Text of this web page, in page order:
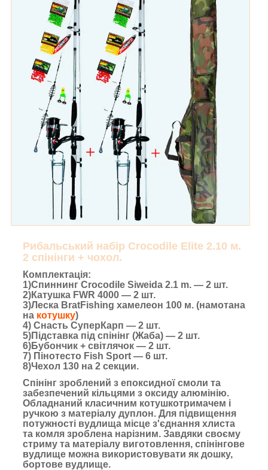
Рибальський набір Crocodile Elite 2.10 м.
2 спінінги + чохол.
Комплектація:
1)Спиннинг Crocodile Siweida 2.1 m. — 2 шт.
2)Катушка FWR 4000 — 2 шт.
3)Леска BratFishing хамелеон 100 м. (намотана
на котушку)
4) Снасть СуперКарп — 2 шт.
5)Підставка під спінінг (Жаба) — 2 шт.
6)Бубончик + світлячок — 2 шт.
7) Пінотесто Fish Sport — 6 шт.
8)Чехол 130 на 2 секции.
Спінінг зроблений з епоксидної смоли та
забезпечений кільцями з оксиду алюмінію.
Обладнаний класичним котушкотримачем і
ручкою з матеріалу дуплон. Для підвищення
потужності вудлища місце з'єднання хлиста
та комля зроблена нарізним. Завдяки своєму
стриму та матеріалу виготовлення, спінінгове
вудлище можна використовувати як дошку,
бортове вудлище.